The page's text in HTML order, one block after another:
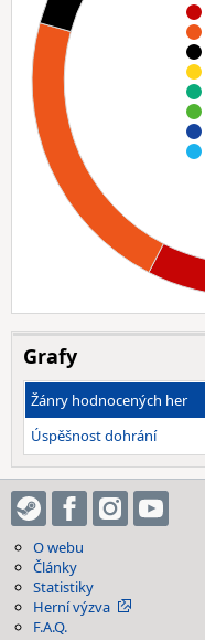
Grafy
Žánry hodnocených her
Úspěšnost dohrání
O webu
Články
Statistiky
Herní výzva
F.A.Q.